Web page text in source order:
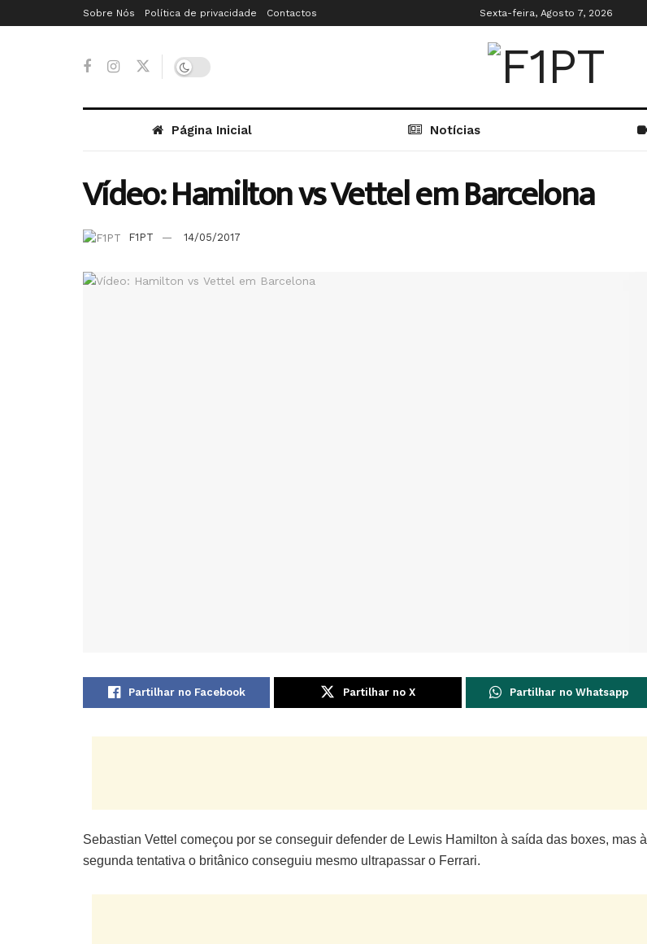
Sobre Nós Política de privacidade Contactos Sexta-feira, Agosto 7, 2026
Página Inicial Notícias
Vídeo: Hamilton vs Vettel em Barcelona
F1PT 14/05/2017
Partilhar no Facebook Partilhar no X Partilhar no Whatsapp
Sebastian Vettel começou por se conseguir defender de Lewis Hamilton à saída das boxes, mas à
segunda tentativa o britânico conseguiu mesmo ultrapassar o Ferrari.